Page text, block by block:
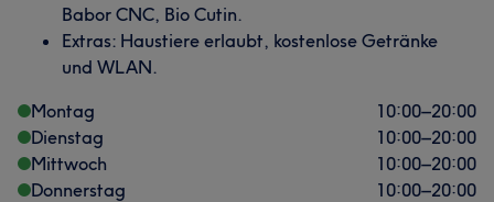
Babor CNC, Bio Cutin.
Extras: Haustiere erlaubt, kostenlose Getränke
und WLAN.
Montag
10:00–20:00
Dienstag
10:00–20:00
Mittwoch
10:00–20:00
Donnerstag
10:00–20:00